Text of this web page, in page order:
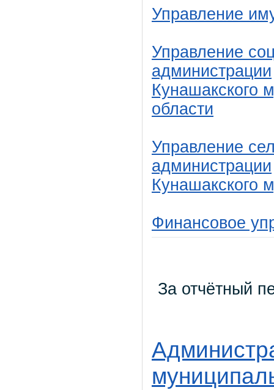
Управление
Управление
администрации
Кунашакского
области
Управление
администрации
Кунашакского
Финансовое
За отчётный